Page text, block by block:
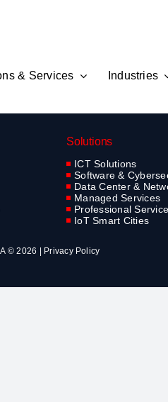
& Services Industries
Solutions
ICT Solutions
Software &
Data Center &
Managed Services
Professional
IoT Smart Cities
© 2026 | Privacy Policy